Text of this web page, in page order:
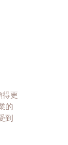
得更
的
到